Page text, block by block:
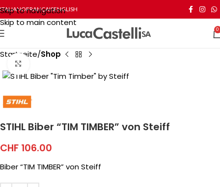
Skip to navigation
Skip to main content
ITALIANOFRANÇAISENGLISH
0
Startseite Shop
STIHL Biber “TIM TIMBER” von Steiff
CHF 106.00
Biber “TIM TIMBER” von Steiff